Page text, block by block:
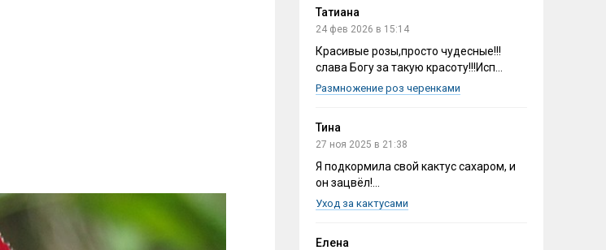
Татиана
24 фев 2026 в 15:14
Красивые розы,просто чудесные!!!
слава Богу за такую красоту!!!Исп...
Размножение роз черенками
Тина
27 ноя 2025 в 21:38
Я подкормила свой кактус сахаром, и
он зацвёл!...
Уход за кактусами
Елена